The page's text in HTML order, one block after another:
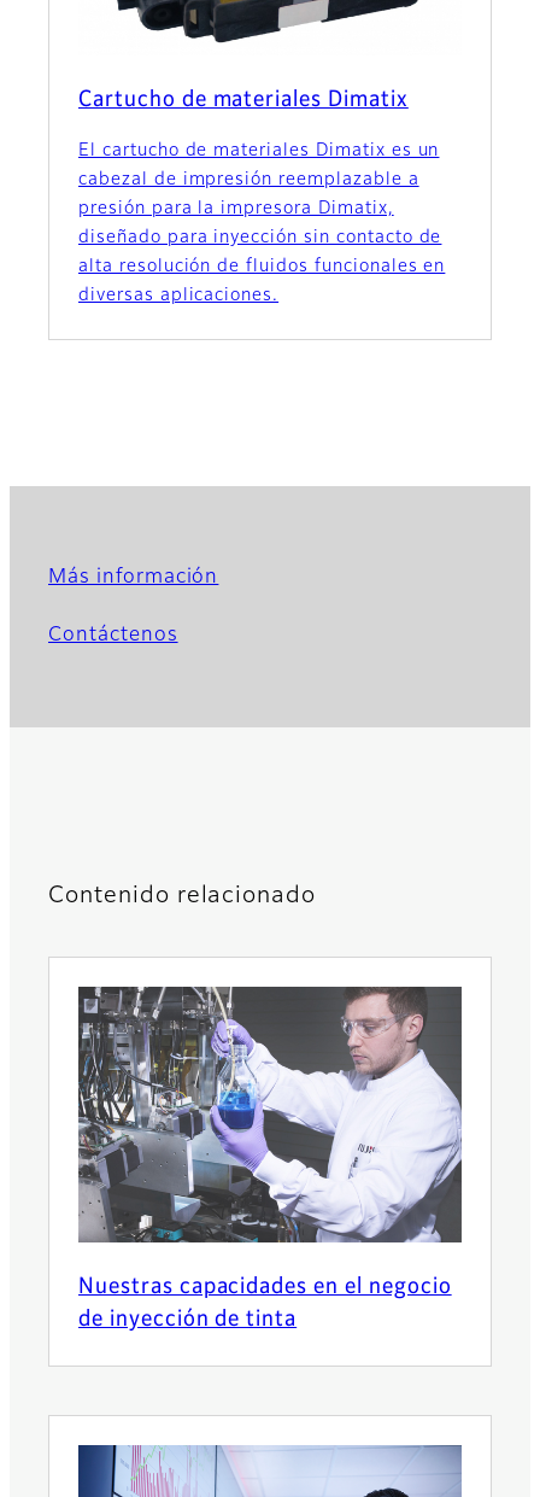
Cartucho de materiales Dimatix
El cartucho de materiales Dimatix es un
cabezal de impresión reemplazable a
presión para la impresora Dimatix,
diseñado para inyección sin contacto de
alta resolución de fluidos funcionales en
diversas aplicaciones.
Más información
Contáctenos
Contenido relacionado
Nuestras capacidades en el negocio
de inyección de tinta